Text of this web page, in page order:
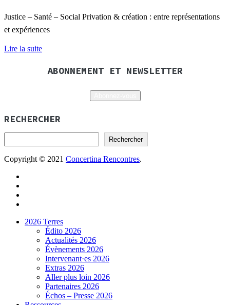
Justice – Santé – Social Privation & création : entre représentations
et expériences
Lire la suite
ABONNEMENT ET NEWSLETTER
RECHERCHER
Rechercher
Copyright © 2021 Concertina Rencontres.
2026 Terres
Édito 2026
Actualités 2026
Évènements 2026
Intervenant·es 2026
Extras 2026
Aller plus loin 2026
Partenaires 2026
Échos – Presse 2026